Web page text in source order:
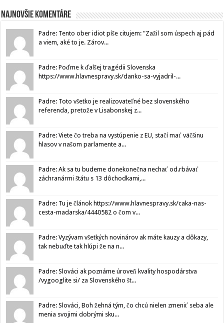
Najnovšie komentáre
Padre: Tento ober idiot píše citujem: "Zažil som úspech aj pád
a viem, aké to je. Zárov...
Padre: Poďme k ďalšej tragédii Slovenska
https://www.hlavnespravy.sk/danko-sa-vyjadril-...
Padre: Toto všetko je realizovateľné bez slovenského
referenda, pretože v Lisabonskej z...
Padre: Viete čo treba na vystúpenie z EU, stačí mať väčšinu
hlasov v našom parlamente a...
Padre: Ak sa tu budeme donekonečna nechať od.rbávať
záchranármi štátu s 13 dôchodkami,...
Padre: Tu je článok https://www.hlavnespravy.sk/caka-nas-
cesta-madarska/4440582 o čom v...
Padre: Vyzývam všetkých novinárov ak máte kauzy a dôkazy,
tak nebuďte tak hlúpi že na n...
Padre: Slováci ak poznáme úroveň kvality hospodárstva
/vygooglite si/ za Slovenského št...
Padre: Slováci, Boh žehná tým, čo chcú nielen zmeniť seba ale
menia svojimi dobrými sku...